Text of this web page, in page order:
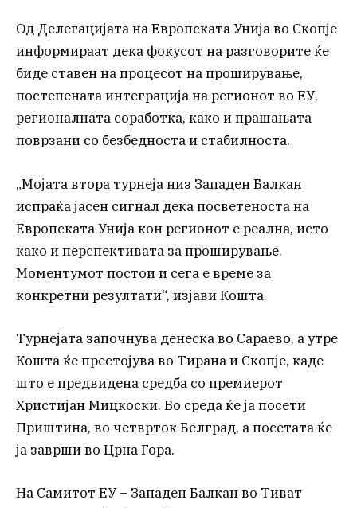
Од Делегацијата на Европската Унија во Скопје
информираат дека фокусот на разговорите ќе
биде ставен на процесот на проширување,
постепената интеграција на регионот во ЕУ,
регионалната соработка, како и прашањата
поврзани со безбедноста и стабилноста.
„Мојата втора турнеја низ Западен Балкан
испраќа јасен сигнал дека посветеноста на
Европската Унија кон регионот е реална, исто
како и перспективата за проширување.
Моментумот постои и сега е време за
конкретни резултати“, изјави Кошта.
Турнејата започнува денеска во Сараево, а утре
Кошта ќе престојува во Тирана и Скопје, каде
што е предвидена средба со премиерот
Христијан Мицкоски. Во среда ќе ја посети
Приштина, во четврток Белград, а посетата ќе
ја заврши во Црна Гора.
На Самитот ЕУ – Западен Балкан во Тиват